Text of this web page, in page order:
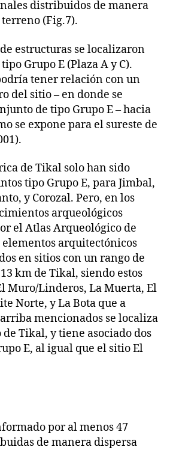
distribuidos de manera
(Fig.7).
estructuras se localizaron
Grupo E (Plaza A y C).
tener relación con un
del sitio – en donde se
de tipo Grupo E – hacia
se expone para el sureste de
de Tikal solo han sido
tipo Grupo E, para Jimbal,
y Corozal. Pero, en los
arqueológicos
el Atlas Arqueológico de
elementos arquitectónicos
en sitios con un rango de
km de Tikal, siendo estos
Muro/Linderos, La Muerta, El
Norte, y La Bota que a
mencionados se localiza
Tikal, y tiene asociado dos
E, al igual que el sitio El
por al menos 47
de manera dispersa